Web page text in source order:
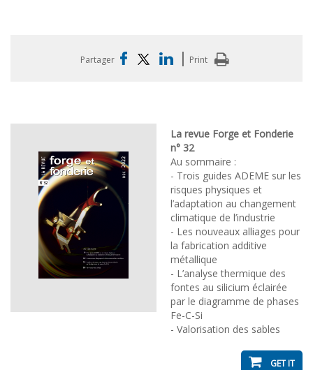
Partager | Print
La revue Forge et Fonderie
n° 32
Au sommaire :
- Trois guides ADEME sur les
risques physiques et
l’adaptation au changement
climatique de l’industrie
- Les nouveaux alliages pour
la fabrication additive
métallique
- L’analyse thermique des
fontes au silicium éclairée
par le diagramme de phases
Fe-C-Si
- Valorisation des sables
GET IT